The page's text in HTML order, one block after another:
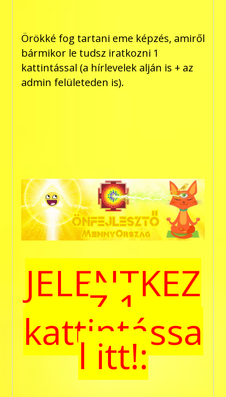
Örökké fog tartani eme képzés, amiről
bármikor le tudsz iratkozni 1
kattintással (a hírlevelek alján is + az
admin felületeden is).
JELENTKEZ
Z 1
kattintássa
l itt!: